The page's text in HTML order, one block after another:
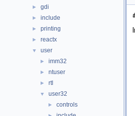
► gdi
► include
► printing
► reactx
▼ user
► imm32
► ntuser
► rtl
▼ user32
► controls